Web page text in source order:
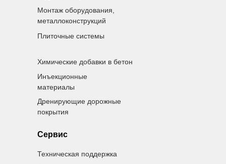
Сервис
Техническая поддержка
Монтаж оборудования,
металлоконструкций
Плиточные системы
Химические добавки в бетон
Инъекционные
материалы
Дренирующие дорожные
покрытия